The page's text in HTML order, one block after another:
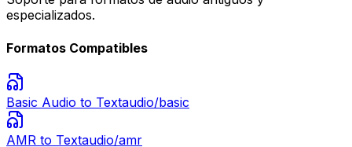
especializados.
Formatos Compatibles
Basic Audio to Textaudio/basic
AMR to Textaudio/amr